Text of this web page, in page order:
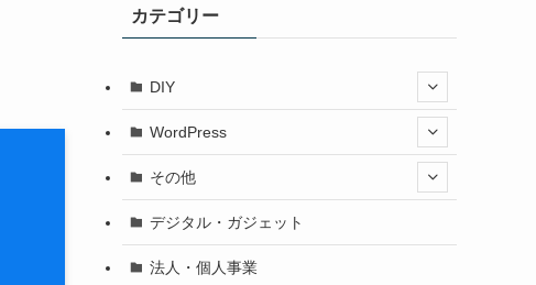
カテゴリー
DIY
WordPress
その他
デジタル・ガジェット
法人・個人事業